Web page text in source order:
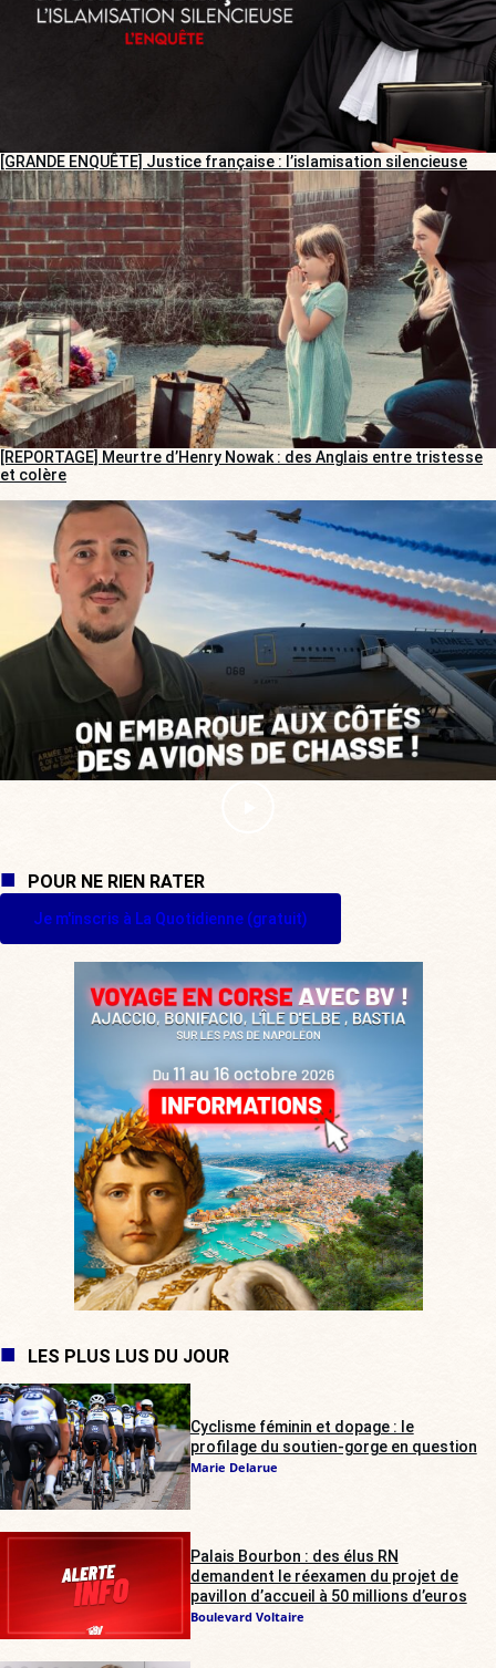
[GRANDE ENQUÊTE] Justice française : l’islamisation silencieuse
[REPORTAGE] Meurtre d’Henry Nowak : des Anglais entre tristesse
et colère
POUR NE RIEN RATER
Je m'inscris à La Quotidienne (gratuit)
LES PLUS LUS DU JOUR
Cyclisme féminin et dopage : le
profilage du soutien-gorge en question
Marie Delarue
Palais Bourbon : des élus RN
demandent le réexamen du projet de
pavillon d’accueil à 50 millions d’euros
Boulevard Voltaire